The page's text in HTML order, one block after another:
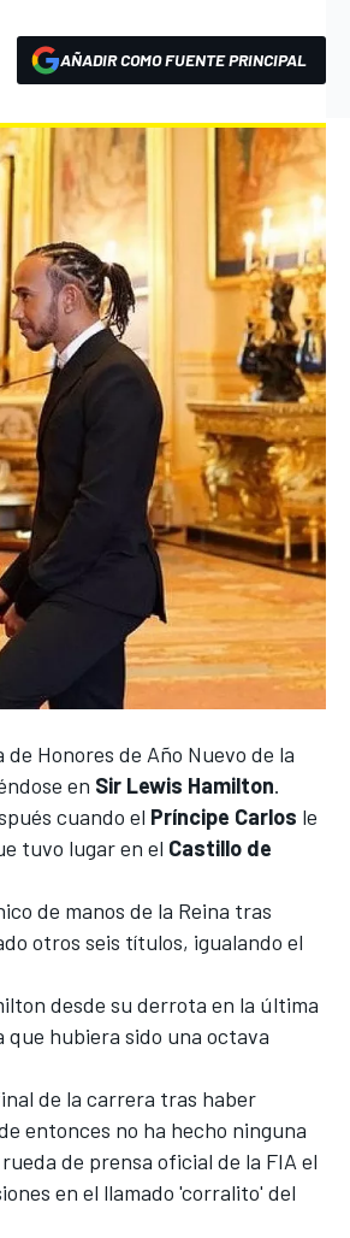
AÑADIR COMO FUENTE PRINCIPAL
Honores de Año Nuevo de la
en Sir Lewis Hamilton.
cuando el Príncipe Carlos le
tuvo lugar en el Castillo de
de manos de la Reina tras
otros seis títulos, igualando el
desde su derrota en la última
que hubiera sido una octava
de la carrera tras haber
entonces no ha hecho ninguna
de prensa oficial de la FIA el
en el llamado 'corralito' del